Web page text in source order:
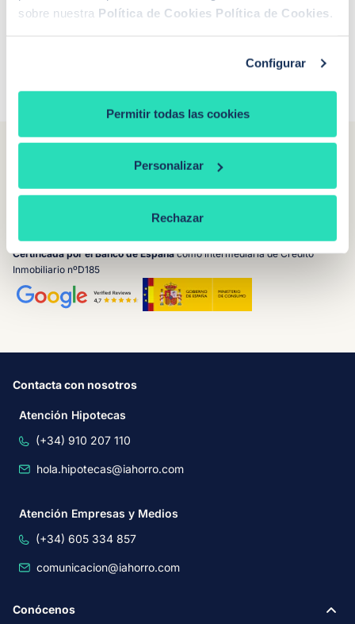
sobre nuestra Política de Cookies Política de Cookies .
Configurar
Permitir todas las cookies
Personalizar
Rechazar
Llamadme
Conseguimos la hipoteca perfecta para ti, de forma sencilla,
rápida y segura. Somos líderes en el sector y negociamos con
los principales bancos paraofrecerte las mejores ofertas de
manera totalmente gratuita y sin compromiso.
Certificada por el Banco de Españacomo intermediaria de Crédito
Inmobiliario nºD185
Contacta con nosotros
Atención Hipotecas
(+34) 910 207 110
hola.hipotecas@iahorro.com
Atención Empresas y Medios
(+34) 605 334 857
comunicacion@iahorro.com
Conócenos